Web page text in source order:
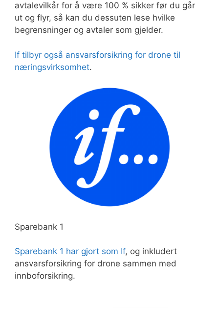
avtalevilkår for å være 100 % sikker før du går
ut og flyr, så kan du dessuten lese hvilke
begrensninger og avtaler som gjelder.
If tilbyr også ansvarsforsikring for drone til
næringsvirksomhet.
Sparebank 1
Sparebank 1 har gjort som If, og inkludert
ansvarsforsikring for drone sammen med
innboforsikring.